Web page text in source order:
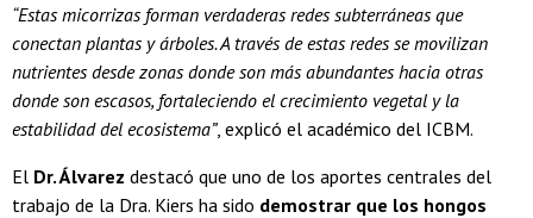
“Estas micorrizas forman verdaderas redes subterráneas que
conectan plantas y árboles. A través de estas redes se movilizan
nutrientes desde zonas donde son más abundantes hacia otras
donde son escasos, fortaleciendo el crecimiento vegetal y la
estabilidad del ecosistema”, explicó el académico del ICBM.
El Dr. Álvarez destacó que uno de los aportes centrales del
trabajo de la Dra. Kiers ha sido demostrar que los hongos